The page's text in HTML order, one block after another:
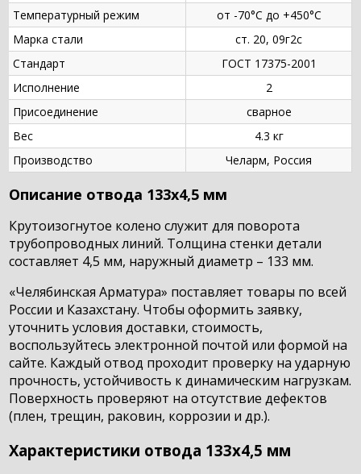
Температурный режим
от -70°С до +450°С
Марка стали
ст. 20, 09г2с
Стандарт
ГОСТ 17375-2001
Исполнение
2
Присоединение
сварное
Вес
4.3 кг
Производство
Челарм, Россия
Описание отвода 133х4,5 мм
Крутоизогнутое колено служит для поворота
трубопроводных линий. Толщина стенки детали
составляет 4,5 мм, наружный диаметр – 133 мм.
«Челябинская Арматура» поставляет товары по всей
России и Казахстану. Чтобы оформить заявку,
уточнить условия доставки, стоимость,
воспользуйтесь электронной почтой или формой на
сайте. Каждый отвод проходит проверку на ударную
прочность, устойчивость к динамическим нагрузкам.
Поверхность проверяют на отсутствие дефектов
(плен, трещин, раковин, коррозии и др.).
Характеристики отвода 133х4,5 мм